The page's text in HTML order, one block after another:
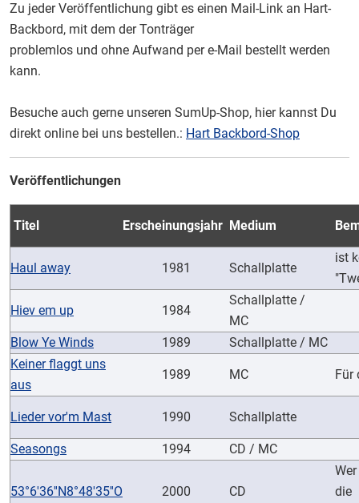
Zu jeder Veröffentlichung gibt es einen Mail-Link an Hart-
Backbord, mit dem der Tonträger
problemlos und ohne Aufwand per e-Mail bestellt werden
kann.
Besuche auch gerne unseren SumUp-Shop, hier kannst Du
direkt online bei uns bestellen.: Hart Backbord-Shop
Veröffentlichungen
Titel Erscheinungsjahr Medium
Haul away 1981 Schallplatte
ist
Hiev em up 1984
Schallplatte /
MC
Blow Ye Winds
1989
Schallplatte / MC
Keiner flaggt uns
aus
1989 MC Für
Lieder vor'm Mast 1990 Schallplatte
Seasongs 1994 CD / MC
53°6'36''N8°48'35''O 2000 CD
die